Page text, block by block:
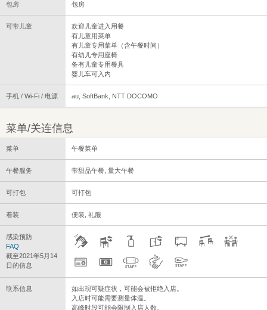
包房 包房
可带儿童
欢迎儿童进入用餐
有儿童用菜单
有儿童专用菜单（含午餐时间）
有幼儿专用座椅
备有儿童专用餐具
婴儿车可入内
手机 / Wi-Fi / 电源 au, SoftBank, NTT DOCOMO
菜单/关连信息
菜单 午餐菜单
午餐服务 带甜品午餐, 量大午餐
可打包 可打包
着装 便装, 礼服
感染预防
FAQ
截至2021年5月14
日的信息
联系信息
如出现可疑症状，可能会被拒绝入店。
入店时可能需要测量体温。
高峰时段可能会限制入店人数。